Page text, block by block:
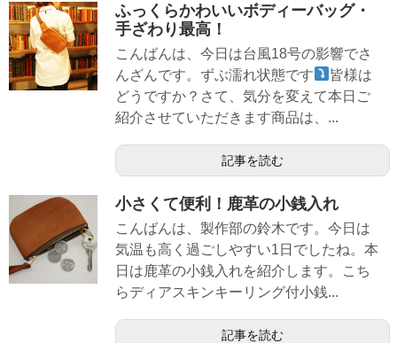
ふっくらかわいいボディーバッグ・
手ざわり最高！
こんばんは、今日は台風18号の影響でさ
んざんです。ずぶ濡れ状態です
皆様は
どうですか？さて、気分を変えて本日ご
紹介させていただきます商品は、...
記事を読む
小さくて便利！鹿革の小銭入れ
こんばんは、製作部の鈴木です。今日は
気温も高く過ごしやすい1日でしたね。本
日は鹿革の小銭入れを紹介します。こち
らディアスキンキーリング付小銭...
記事を読む